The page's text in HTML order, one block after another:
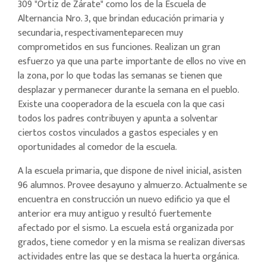
309 "Ortiz de Zárate" como los de la Escuela de
Alternancia Nro. 3, que brindan educación primaria y
secundaria, respectivamenteparecen muy
comprometidos en sus funciones. Realizan un gran
esfuerzo ya que una parte importante de ellos no vive en
la zona, por lo que todas las semanas se tienen que
desplazar y permanecer durante la semana en el pueblo.
Existe una cooperadora de la escuela con la que casi
todos los padres contribuyen y apunta a solventar
ciertos costos vinculados a gastos especiales y en
oportunidades al comedor de la escuela.
A la escuela primaria, que dispone de nivel inicial, asisten
96 alumnos. Provee desayuno y almuerzo. Actualmente se
encuentra en construcción un nuevo edificio ya que el
anterior era muy antiguo y resultó fuertemente
afectado por el sismo. La escuela está organizada por
grados, tiene comedor y en la misma se realizan diversas
actividades entre las que se destaca la huerta orgánica.